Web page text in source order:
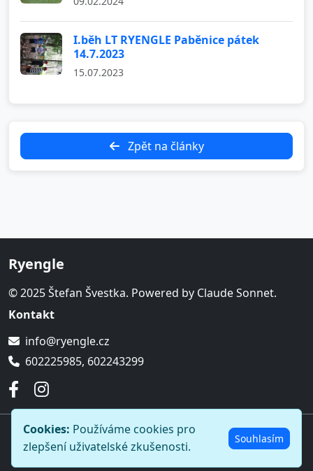
I.běh LT RYENGLE Paběnice pátek
14.7.2023
15.07.2023
Zpět na články
Ryengle
© 2025 Štefan Švestka. Powered by Claude Sonnet.
Kontakt
info@ryengle.cz
602225985, 602243299
© 2026 Ryengle. Všechna práva vyhrazena.
Ochrana osobních údajů
O nás
Cookies: Používáme cookies pro
zlepšení uživatelské zkušenosti.
Souhlasím